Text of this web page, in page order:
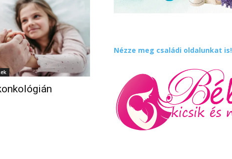
Nézze meg családi oldalunkat is!